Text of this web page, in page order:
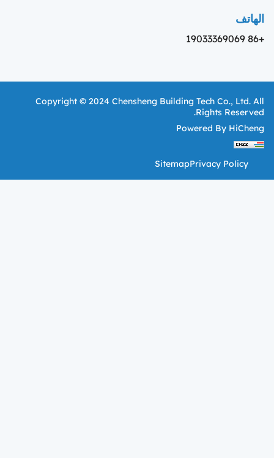
الهاتف
+86 19033369069
Copyright © 2024 Chensheng Building Tech Co., Ltd. All
Rights Reserved.
Powered By HiCheng
Privacy Policy
Sitemap